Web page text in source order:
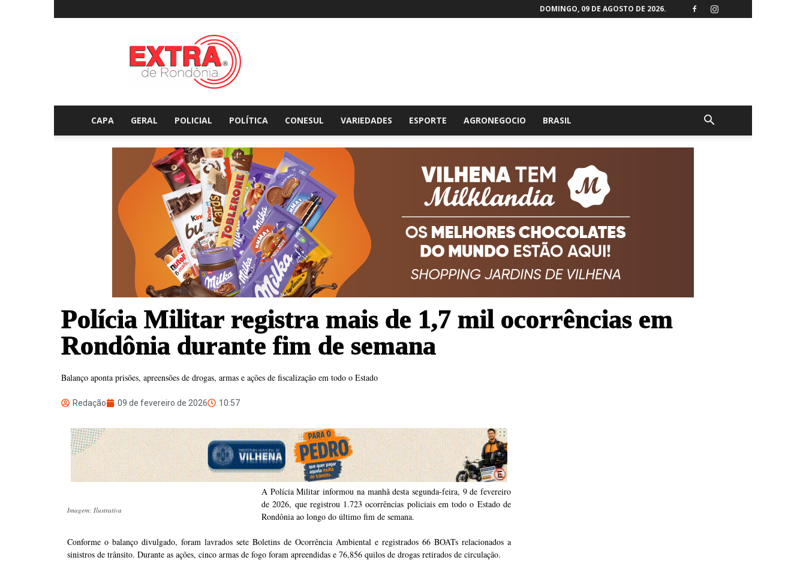
DOMINGO, 09 DE AGOSTO DE 2026.
Extraderondonia.com.br
CAPA GERAL POLICIAL POLÍTICA CONESUL VARIEDADES ESPORTE AGRONEGOCIO BRASIL
Polícia Militar registra mais de 1,7 mil ocorrências em
Rondônia durante fim de semana
Balanço aponta prisões, apreensões de drogas, armas e ações de fiscalização em todo o Estado
Redação 09 de fevereiro de 2026 10:57
Imagem: Ilustrativa
A Polícia Militar informou na manhã desta segunda-feira, 9 de fevereiro
de 2026, que registrou 1.723 ocorrências policiais em todo o Estado de
Rondônia ao longo do último fim de semana.
Conforme o balanço divulgado, foram lavrados sete Boletins de Ocorrência Ambiental e registrados 66 BOATs relacionados a
sinistros de trânsito. Durante as ações, cinco armas de fogo foram apreendidas e 76,856 quilos de drogas retirados de circulação.